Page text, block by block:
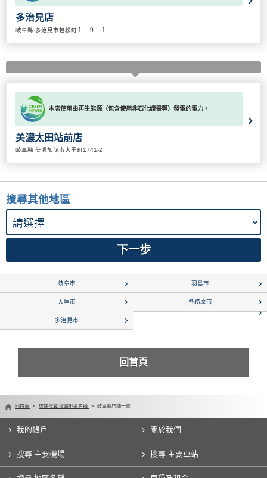
多治見店
岐阜縣 多治見市若松町１－９－１
本店使用由再生能源（包含使用非石化證書等）發電的電力。
美濃太田站前店
岐阜縣 美濃加茂市大田町1741-2
搜尋其他地區
岐阜市 羽島市
大垣市 各務原市
多治見市
回首頁
回首頁 店鋪搜尋 搜尋地區名稱 岐阜縣店舗一覧
我的帳戶 關於我們
搜尋 主要機場 搜尋 主要車站